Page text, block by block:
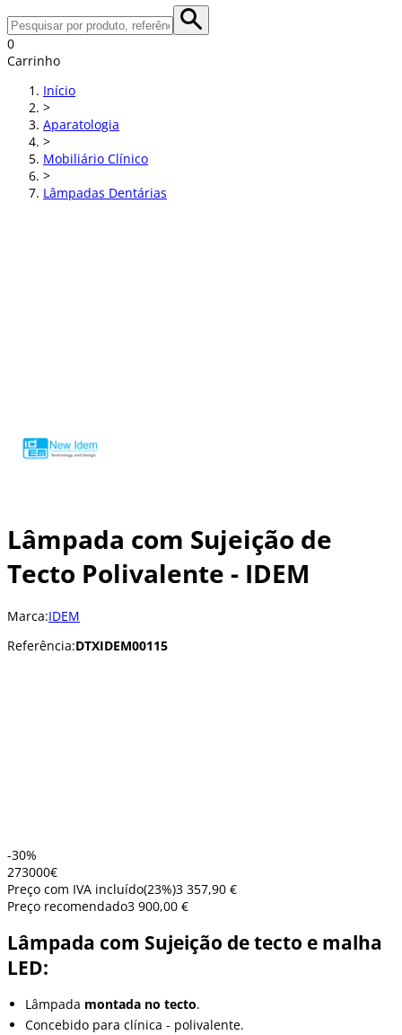
0
Carrinho
Início
>
Aparatologia
>
Mobiliário Clínico
>
Lâmpadas Dentárias
Lâmpada com Sujeição de
Tecto Polivalente - IDEM
Marca:IDEM
Referência:DTXIDEM00115
-30%
273000€
Preço com IVA incluído(23%)3 357,90 €
Preço recomendado3 900,00 €
Lâmpada com Sujeição de tecto e malha
LED:
Lâmpada montada no tecto.
Concebido para clínica - polivalente.